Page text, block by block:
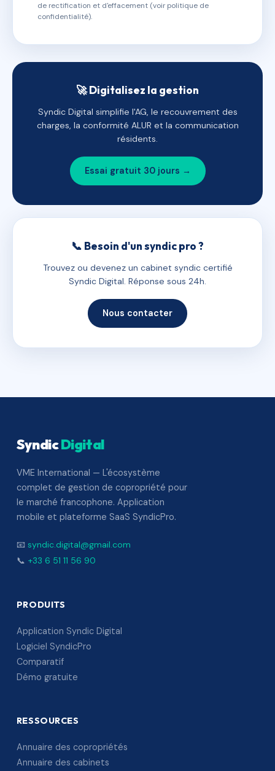
de rectification et d'effacement (voir politique de
confidentialité).
🚀 Digitalisez la gestion
Syndic Digital simplifie l'AG, le recouvrement des
charges, la conformité ALUR et la communication
résidents.
Essai gratuit 30 jours →
📞 Besoin d'un syndic pro ?
Trouvez ou devenez un cabinet syndic certifié
Syndic Digital. Réponse sous 24h.
Nous contacter
SyndicDigital
VME International — L'écosystème
complet de gestion de copropriété pour
le marché francophone. Application
mobile et plateforme SaaS SyndicPro.
📧 syndic.digital@gmail.com
📞 +33 6 51 11 56 90
PRODUITS
Application Syndic Digital
Logiciel SyndicPro
Comparatif
Démo gratuite
RESSOURCES
Annuaire des copropriétés
Annuaire des cabinets